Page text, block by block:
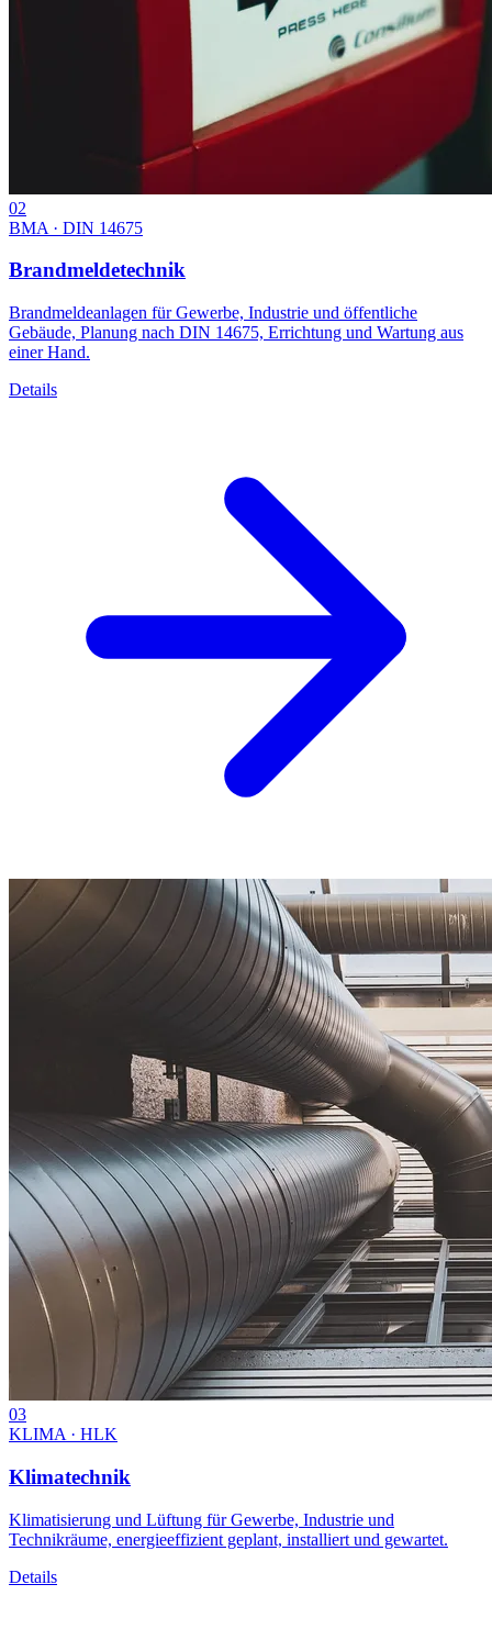
02
BMA · DIN 14675
Brandmeldetechnik
Brandmeldeanlagen für Gewerbe, Industrie und öffentliche
Gebäude, Planung nach DIN 14675, Errichtung und Wartung aus
einer Hand.
Details
03
KLIMA · HLK
Klimatechnik
Klimatisierung und Lüftung für Gewerbe, Industrie und
Technikräume, energieeffizient geplant, installiert und gewartet.
Details